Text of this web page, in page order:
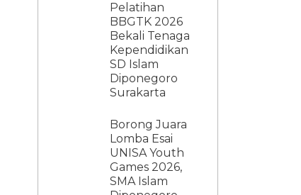
Pelatihan
BBGTK 2026
Bekali Tenaga
Kependidikan
SD Islam
Diponegoro
Surakarta
Borong Juara
Lomba Esai
UNISA Youth
Games 2026,
SMA Islam